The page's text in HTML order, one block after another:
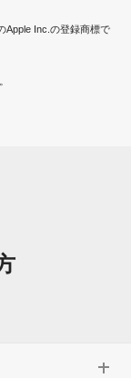
Apple Inc.の登録商標で